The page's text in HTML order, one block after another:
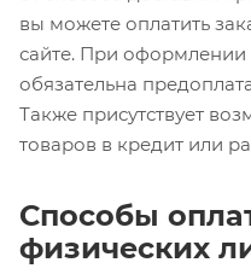
вы можете оплатить
сайте. При оформлении
обязательна
Также присутствует
товаров в кредит или
Способы
физических